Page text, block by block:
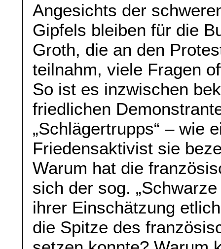
Angesichts der
Gipfels bleiben für die
Groth, die an den
teilnahm, viele Fragen
So ist es inzwischen
friedlichen
„Schlägertrupps“ – wie
Friedensaktivist sie
Warum hat die
sich der sog.
ihrer Einschätzung
die Spitze des